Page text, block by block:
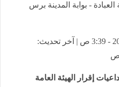
- بوابة المدينة برس
نشر في: الخميس 2 يوليه 2026 - 3:39 ص | آخر تحديث:
إقرار الهيئة العامة